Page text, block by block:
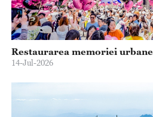
Restaurarea memoriei urbane
14-Jul-2026